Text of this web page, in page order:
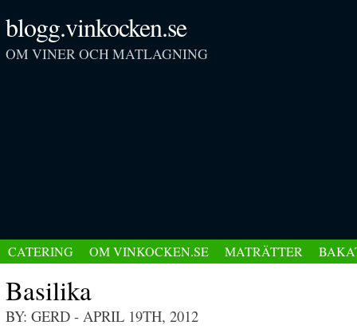
blogg.vinkocken.se
OM VINER OCH MATLAGNING
CATERING OM VINKOCKEN.SE MATRÄTTER
Basilika
BY: GERD - APRIL 19TH, 2012